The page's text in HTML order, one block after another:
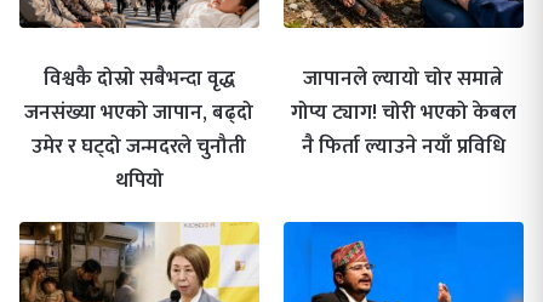
विश्वकै दोस्रो सबैभन्दा वृद्ध
जनसंख्या भएको जापान, बढ्दो
उमेर र घट्दो जन्मदरले चुनौती
थपियो
जापानले ल्यायो चोर समात्ने
गोप्य ट्याग! चोरी भएको केबल
नै फिर्ता ल्याउने नयाँ प्रविधि